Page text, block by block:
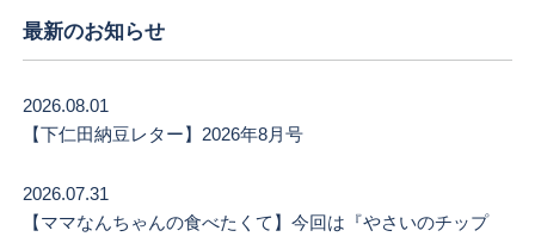
最新のお知らせ
【下仁田納豆レター】2026年8月号
2026.08.01
【ママなんちゃんの食べたくて】今回は『やさいのチップ
2026.07.31